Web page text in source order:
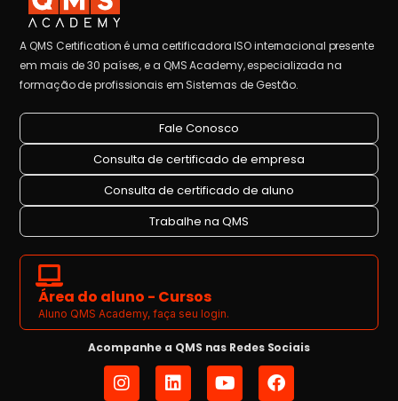
A QMS Certification é uma certificadora ISO internacional presente
em mais de 30 países, e a QMS Academy, especializada na
formação de profissionais em Sistemas de Gestão.
Fale Conosco
Consulta de certificado de empresa
Consulta de certificado de aluno
Trabalhe na QMS
Área do aluno - Cursos
Aluno QMS Academy, faça seu login.
Acompanhe a QMS nas Redes Sociais
I
n
L
i
Y
o
F
a